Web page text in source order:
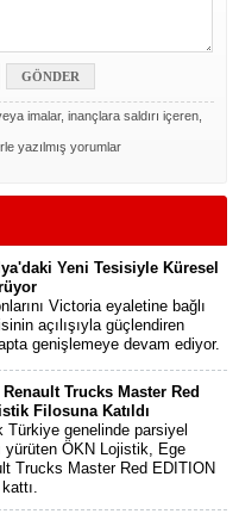
imalar, inançlara saldırı içeren,
yazılmış yorumlar
Yeni Tesisiyle Küresel
Victoria eyaletine bağlı
açılışıyla güçlendiren
genişlemeye devam ediyor.
Trucks Master Red
Filosuna Katıldı
Türkiye genelinde parsiyel
yürüten ÖKN Lojistik, Ege
Trucks Master Red EDITION